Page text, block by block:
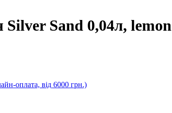
Silver Sand 0,04л, lemon
оплата, від 6000 грн.)